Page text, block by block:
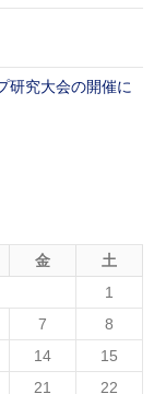
研究大会の開催に
金
土
1
7
8
14
15
21
22